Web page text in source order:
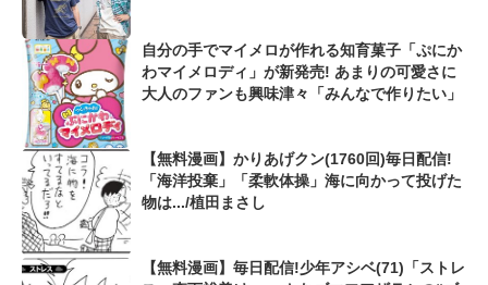
自分の手でマイメロが作れる知育菓子「ぷにか
わマイメロディ」が新発売! あまりの可愛さに
大人のファンも興味津々「みんなで作りたい」
【無料漫画】かりあげクン(1760回)毎日配信!
「海洋投棄」「柔軟体操」海に向かって投げた
物は.../植田まさし
【無料漫画】毎日配信!少年アシベ(71)「ストレ